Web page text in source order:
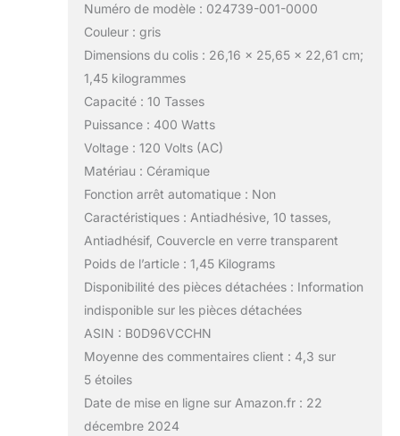
Numéro de modèle : 024739-001-0000
Couleur : gris
Dimensions du colis : 26,16 x 25,65 x 22,61 cm;
1,45 kilogrammes
Capacité : 10 Tasses
Puissance : 400 Watts
Voltage : 120 Volts (AC)
Matériau : Céramique
Fonction arrêt automatique : Non
Caractéristiques : Antiadhésive, 10 tasses,
Antiadhésif, Couvercle en verre transparent
Poids de l’article : 1,45 Kilograms
Disponibilité des pièces détachées : Information
indisponible sur les pièces détachées
ASIN : B0D96VCCHN
Moyenne des commentaires client : 4,3 sur
5 étoiles
Date de mise en ligne sur Amazon.fr : 22
décembre 2024